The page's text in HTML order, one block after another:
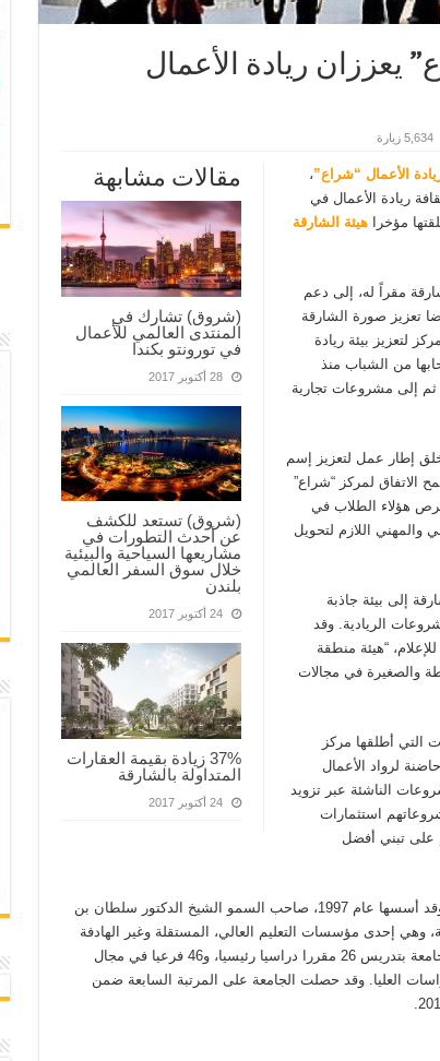
يعززان ريادة الأعمال
5,634 زيارة
مقالات مشابهة
(شروق) تشارك في
المنتدى العالمي للأعمال
في تورونتو بكندا
28 أكتوبر 2017
(شروق) تستعد للكشف
عن أحدث التطورات في
مشاريعها السياحية والبيئية
خلال سوق السفر العالمي
بلندن
24 أكتوبر 2017
37% زيادة بقيمة العقارات
المتداولة بالشارقة
24 أكتوبر 2017
الأعمال “شراع”،
ريادة الأعمال في
مؤخراهيئة الشارقة
مقراً له، إلى دعم
تعزيز صورة الشارقة
لتعزيز بيئة ريادة
من الشباب منذ
ثم إلى مشروعات تجارية
إطار عمل لتعزيز إسم
الاتفاق لمركز “شراع”
هؤلاء الطلاب في
والمهني اللازم لتحويل
إلى بيئة جاذبة
الريادية. وقد
“هيئة منطقة
والصغيرة في مجالات
التي أطلقها مركز
لرواد الأعمال
الناشئة عبر تزويد
استثمارات
على تبني أفضل
بالشارقة، وقد أسسها عام 1997، صاحب السمو الشيخ الدكتور سلطان بن
إحدى مؤسسات التعليم العالي، المستقلة وغير الهادفة
للربح وتعمل على غرار النموذج الأمريكي. وتقوم الجامعة بتدريس 26 مقررا دراسيا رئيسيا، و46 فرعيا في مجال
شهادة في مجال الدراسات العليا. وقد حصلت الجامعة على المرتبة السابعة ضمن